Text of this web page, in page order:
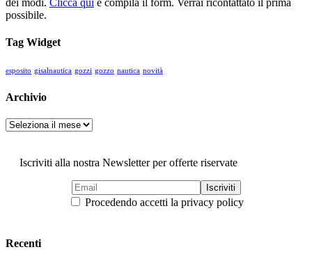
dei modi. Clicca qui e compila il form. Verrai ricontattato il prima
possibile.
Tag Widget
esposito gisalnautica gozzi gozzo nautica novità
Archivio
Archivio
Iscriviti alla nostra Newsletter per offerte riservate
Procedendo accetti la privacy policy
Recenti